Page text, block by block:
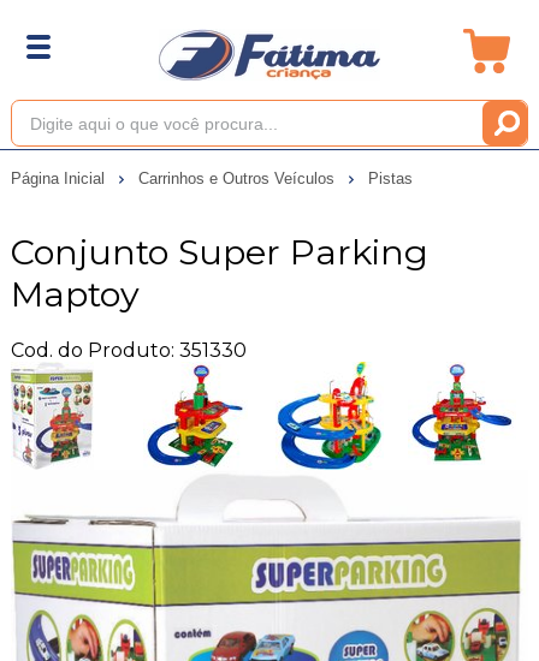
Página Inicial Carrinhos e Outros Veículos Pistas
Conjunto Super Parking
Maptoy
Cod. do Produto: 351330